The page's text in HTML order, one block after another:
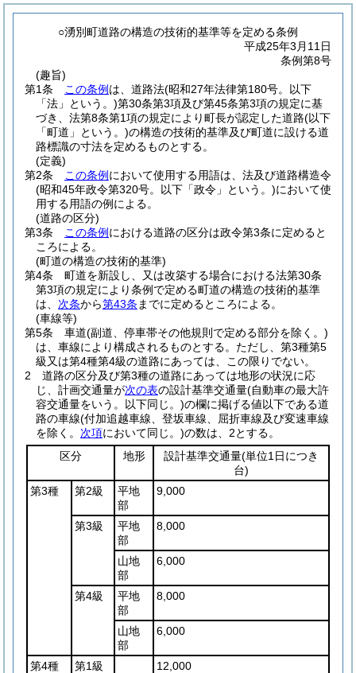
○湧別町道路の構造の技術的基準等を定める条例
平成25年3月11日
条例第8号
(趣旨)
第1条
この条例 は、道路法(昭和27年法律第180号。以下
「法」という。)第30条第3項及び第45条第3項の規定に基
づき、法第8条第1項の規定により町長が認定した道路(以下
「町道」という。)の構造の技術的基準及び町道に設ける道
路標識の寸法を定めるものとする。
(定義)
第2条
この条例 において使用する用語は、法及び道路構造令
(昭和45年政令第320号。以下「政令」という。)において使
用する用語の例による。
(道路の区分)
第3条
この条例 における道路の区分は政令第3条に定めると
ころによる。
(町道の構造の技術的基準)
第4条
町道を新設し、又は改築する場合における法第30条
第3項の規定により条例で定める町道の構造の技術的基準
は、 次条から第43条 までに定めるところによる。
(車線等)
第5条
車道(副道、停車帯その他規則で定める部分を除く。)
は、車線により構成されるものとする。 ただし、第3種第5
級又は第4種第4級の道路にあっては、この限りでない。
2
道路の区分及び第3種の道路にあっては地形の状況に応
じ、計画交通量が次の表の設計基準交通量(自動車の最大許
容交通量をいう。以下同じ。)の欄に掲げる値以下である道
路の車線(付加追越車線、登坂車線、屈折車線及び変速車線
を除く。 次項において同じ。)の数は、2とする。
区分
地形 設計基準交通量(単位1日につき
台)
第3種
第2級
平地
部
9,000
第3級
平地
部
8,000
山地
部
6,000
第4級
平地
部
8,000
山地
部
6,000
第4種 第1級
12,000